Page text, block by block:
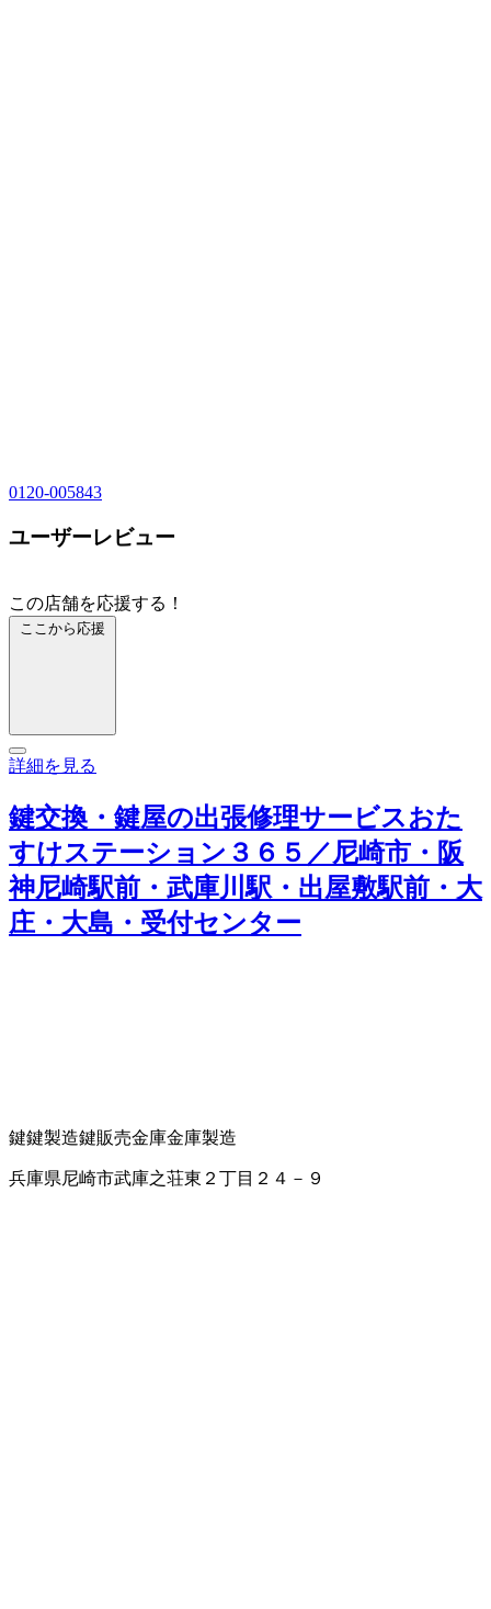
0120-005843
ユーザーレビュー
この店舗を応援する！
ここから応援
詳細を見る
鍵交換・鍵屋の出張修理サービスおた
すけステーション３６５／尼崎市・阪
神尼崎駅前・武庫川駅・出屋敷駅前・大
庄・大島・受付センター
鍵鍵製造鍵販売金庫金庫製造
兵庫県尼崎市武庫之荘東２丁目２４－９